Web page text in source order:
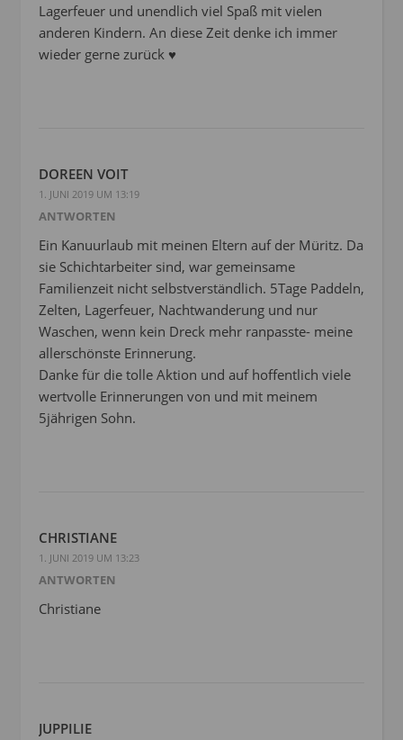
Lagerfeuer und unendlich viel Spaß mit vielen
anderen Kindern. An diese Zeit denke ich immer
wieder gerne zurück ♥️
DOREEN VOIT
1. JUNI 2019 UM 13:19
ANTWORTEN
Ein Kanuurlaub mit meinen Eltern auf der Müritz. Da
sie Schichtarbeiter sind, war gemeinsame
Familienzeit nicht selbstverständlich. 5Tage Paddeln,
Zelten, Lagerfeuer, Nachtwanderung und nur
Waschen, wenn kein Dreck mehr ranpasste- meine
allerschönste Erinnerung.
Danke für die tolle Aktion und auf hoffentlich viele
wertvolle Erinnerungen von und mit meinem
5jährigen Sohn.
CHRISTIANE
1. JUNI 2019 UM 13:23
ANTWORTEN
Christiane
JUPPILIE